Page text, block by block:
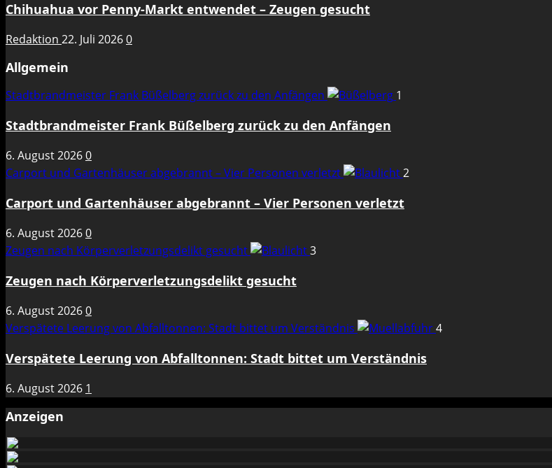
Chihuahua vor Penny-Markt entwendet – Zeugen gesucht
Redaktion 22. Juli 20260
Allgemein
Stadtbrandmeister Frank Büßelberg zurück zu den Anfängen 1
Stadtbrandmeister Frank Büßelberg zurück zu den Anfängen
6. August 20260
Carport und Gartenhäuser abgebrannt – Vier Personen verletzt
2
Carport und Gartenhäuser abgebrannt – Vier Personen verletzt
6. August 20260
Zeugen nach Körperverletzungsdelikt gesucht
3
Zeugen nach Körperverletzungsdelikt gesucht
6. August 20260
Verspätete Leerung von Abfalltonnen: Stadt bittet um Verständnis
4
Verspätete Leerung von Abfalltonnen: Stadt bittet um Verständnis
6. August 2026 1
Anzeigen